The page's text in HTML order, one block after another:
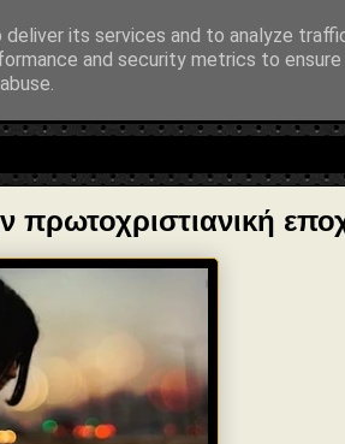
its services and to analyze
and security metrics to